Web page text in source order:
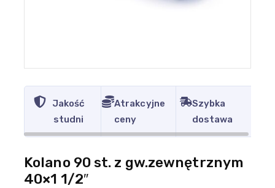
Jakość
studni
Atrakcyjne
ceny
Szybka
dostawa
Kolano 90 st. z gw.zewnętrznym
40×1 1/2″